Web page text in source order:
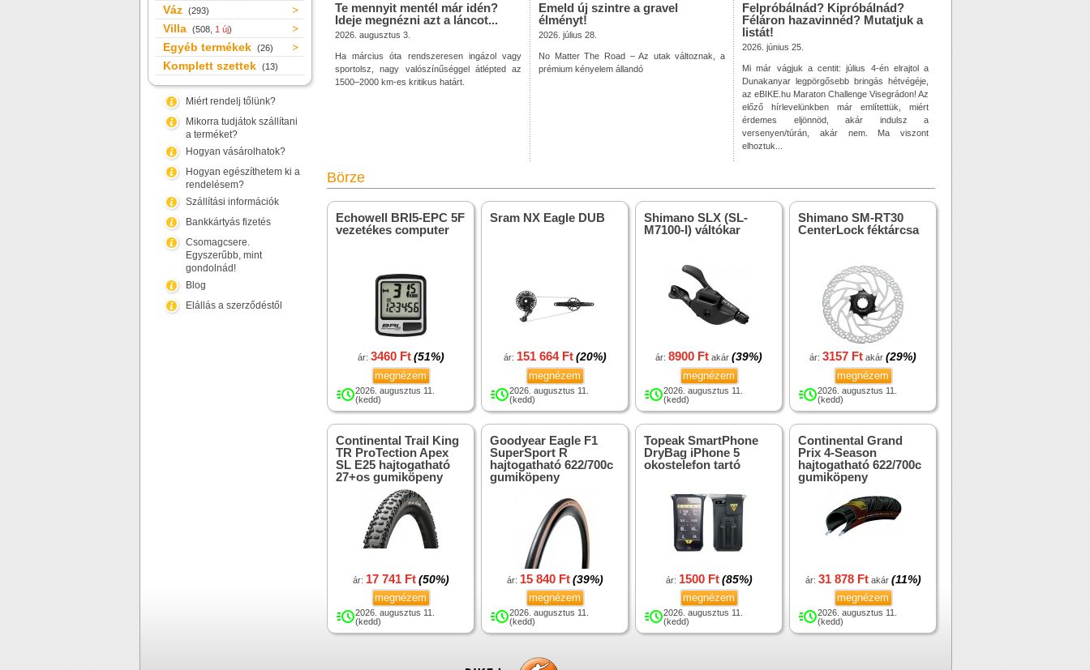
Váz (293)
Villa (508, 1 új)
Egyéb termékek (26)
Komplett szettek (13)
Miért rendelj tőlünk?
Mikorra tudjátok szállítani
a terméket?
Hogyan vásárolhatok?
Hogyan egészíthetem ki a
rendelésem?
Szállítási információk
Bankkártyás fizetés
Csomagcsere.
Egyszerűbb, mint
gondolnád!
Blog
Elállás a szerződéstől
Te mennyit mentél már idén?
Ideje megnézni azt a láncot...
2026. augusztus 3.
Ha március óta rendszeresen ingázol vagy
sportolsz, nagy valószínűséggel átlépted az
1500–2000 km-es kritikus határt.
Emeld új szintre a gravel
élményt!
2026. július 28.
No Matter The Road – Az utak változnak, a
prémium kényelem állandó
Felpróbálnád? Kipróbálnád?
Féláron hazavinnéd? Mutatjuk a
listát!
2026. június 25.
Mi már vágjuk a centit: július 4-én elrajtol a
Dunakanyar legpörgősebb bringás hétvégéje,
az eBIKE.hu Maraton Challenge Visegrádon! Az
előző hírlevelünkben már említettük, miért
érdemes eljönnöd, akár indulsz a
versenyen/túrán, akár nem. Ma viszont
elhoztuk...
Börze
Echowell BRI5-EPC 5F
vezetékes computer
ár: 3460 Ft (51%)
megnézem
2026. augusztus 11.
(kedd)
Sram NX Eagle DUB
ár: 151 664 Ft (20%)
megnézem
2026. augusztus 11.
(kedd)
Shimano SLX (SL-
M7100-I) váltókar
ár: 8900 Ft akár (39%)
megnézem
2026. augusztus 11.
(kedd)
Shimano SM-RT30
CenterLock féktárcsa
ár: 3157 Ft akár (29%)
megnézem
2026. augusztus 11.
(kedd)
Continental Trail King
TR ProTection Apex
SL E25 hajtogatható
27+os gumiköpeny
ár: 17 741 Ft (50%)
megnézem
2026. augusztus 11.
(kedd)
Goodyear Eagle F1
SuperSport R
hajtogatható 622/700c
gumiköpeny
ár: 15 840 Ft (39%)
megnézem
2026. augusztus 11.
(kedd)
Topeak SmartPhone
DryBag iPhone 5
okostelefon tartó
ár: 1500 Ft (85%)
megnézem
2026. augusztus 11.
(kedd)
Continental Grand
Prix 4-Season
hajtogatható 622/700c
gumiköpeny
ár: 31 878 Ftakár (11%)
megnézem
2026. augusztus 11.
(kedd)